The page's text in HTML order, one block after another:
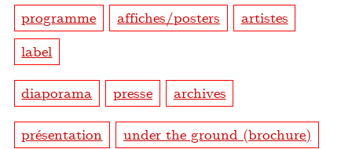
programme affiches/posters
artistes
label
diaporama presse archives
présentation
under the ground (brochure)